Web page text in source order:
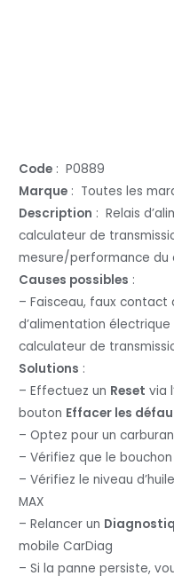
Code : P0889
Marque : Toutes les
Description : Relais
calculateur de
mesure/performance du
Causes possibles :
– Faisceau, faux contact
d’alimentation
calculateur de
Solutions :
– Effectuez un Reset via
bouton Effacer les
– Optez pour un
– Vérifiez que le
– Vérifiez le niveau
MAX
– Relancer un
mobile CarDiag
– Si la panne persiste,